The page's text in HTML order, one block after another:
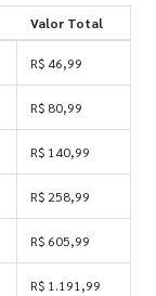
Valor Total
R$ 46,99
R$ 80,99
R$ 140,99
R$ 258,99
R$ 605,99
R$ 1.191,99